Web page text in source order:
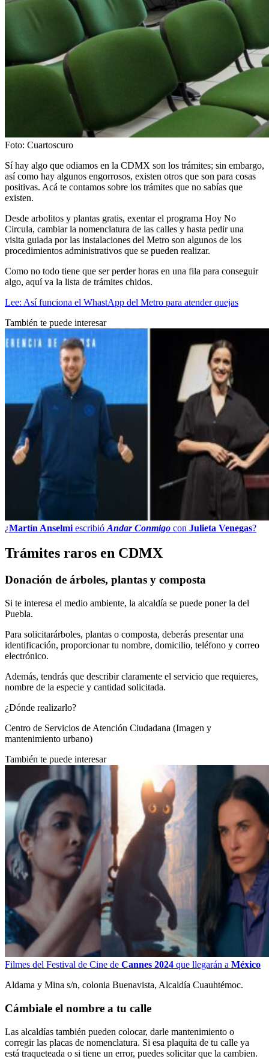
Foto: Cuartoscuro
Sí hay algo que odiamos en la CDMX son los trámites; sin embargo,
así como hay algunos engorrosos, existen otros que son para cosas
positivas. Acá te contamos sobre los trámites que no sabías que
existen.
Desde arbolitos y plantas gratis, exentar el programa Hoy No
Circula, cambiar la nomenclatura de las calles y hasta pedir una
visita guiada por las instalaciones del Metro son algunos de los
procedimientos administrativos que se pueden realizar.
Como no todo tiene que ser perder horas en una fila para conseguir
algo, aquí va la lista de trámites chidos.
Lee: Así funciona el WhastApp del Metro para atender quejas
También te puede interesar
¿Martín Anselmi escribió Andar Conmigo con Julieta Venegas?
Trámites raros en CDMX
Donación de árboles, plantas y composta
Si te interesa el medio ambiente, la alcaldía se puede poner la del
Puebla.
Para solicitarárboles, plantas o composta, deberás presentar una
identificación, proporcionar tu nombre, domicilio, teléfono y correo
electrónico.
Además, tendrás que describir claramente el servicio que requieres,
nombre de la especie y cantidad solicitada.
¿Dónde realizarlo?
Centro de Servicios de Atención Ciudadana (Imagen y
mantenimiento urbano)
También te puede interesar
Filmes del Festival de Cine de Cannes 2024 que llegarán a México
Aldama y Mina s/n, colonia Buenavista, Alcaldía Cuauhtémoc.
Cámbiale el nombre a tu calle
Las alcaldías también pueden colocar, darle mantenimiento o
corregir las placas de nomenclatura. Si esa plaquita de tu calle ya
está traqueteada o si tiene un error, puedes solicitar que la cambien.